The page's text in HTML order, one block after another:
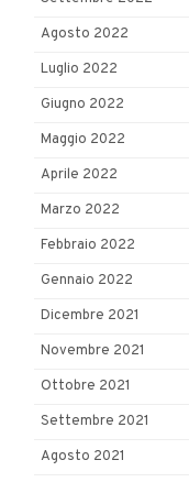
Agosto 2022
Luglio 2022
Giugno 2022
Maggio 2022
Aprile 2022
Marzo 2022
Febbraio 2022
Gennaio 2022
Dicembre 2021
Novembre 2021
Ottobre 2021
Settembre 2021
Agosto 2021